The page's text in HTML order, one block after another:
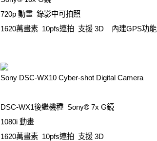
720p 動畫 錄影中可拍照
1620萬畫素 10pfs連拍 支援 3D 內建GPS功能
Sony DSC-WX10 Cyber-shot Digital Camera
DSC-WX1後繼機種 Sony® 7x G鏡
1080i 動畫
1620萬畫素 10pfs連拍 支援 3D